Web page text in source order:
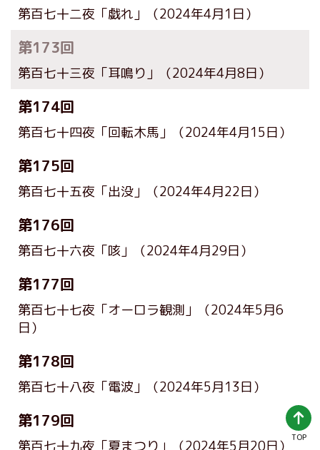
第百七十二夜「戯れ」 （2024年4月1日）
第173回
第百七十三夜「耳鳴り」 （2024年4月8日）
第174回
第百七十四夜「回転木馬」 （2024年4月15日）
第175回
第百七十五夜「出没」 （2024年4月22日）
第176回
第百七十六夜「咳」 （2024年4月29日）
第177回
第百七十七夜「オーロラ観測」
（2024年5月6
日）
第178回
第百七十八夜「電波」 （2024年5月13日）
第179回
第百七十九夜「夏まつり」 （2024年5月20日）
TOP